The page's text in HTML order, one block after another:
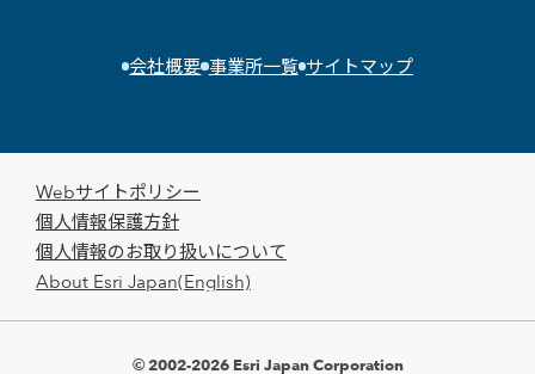
会社概要 事業所一覧 サイトマップ
Webサイトポリシー
個人情報保護方針
個人情報のお取り扱いについて
About Esri Japan(English)
© 2002-2026 Esri Japan Corporation